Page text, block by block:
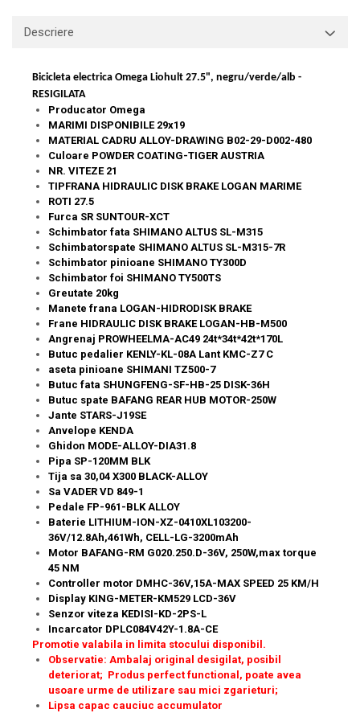
Descriere
Bicicleta electrica Omega Liohult 27.5", negru/verde/alb -
RESIGILATA
Producator Omega
MARIMI DISPONIBILE 29x19
MATERIAL CADRU ALLOY-DRAWING B02-29-D002-480
Culoare POWDER COATING-TIGER AUSTRIA
NR. VITEZE 21
TIPFRANA HIDRAULIC DISK BRAKE LOGAN MARIME
ROTI 27.5
Furca SR SUNTOUR-XCT
Schimbator fata SHIMANO ALTUS SL-M315
Schimbatorspate SHIMANO ALTUS SL-M315-7R
Schimbator pinioane SHIMANO TY300D
Schimbator foi SHIMANO TY500TS
Greutate 20kg
Manete frana LOGAN-HIDRODISK BRAKE
Frane HIDRAULIC DISK BRAKE LOGAN-HB-M500
Angrenaj PROWHEELMA-AC49 24t*34t*42t*170L
Butuc pedalier KENLY-KL-08A Lant KMC-Z7 C
aseta pinioane SHIMANI TZ500-7
Butuc fata SHUNGFENG-SF-HB-25 DISK-36H
Butuc spate BAFANG REAR HUB MOTOR-250W
Jante STARS-J19SE
Anvelope KENDA
Ghidon MODE-ALLOY-DIA31.8
Pipa SP-120MM BLK
Tija sa 30,04 X300 BLACK-ALLOY
Sa VADER VD 849-1
Pedale FP-961-BLK ALLOY
Baterie LITHIUM-ION-XZ-0410XL103200-
36V/12.8Ah,461Wh, CELL-LG-3200mAh
Motor BAFANG-RM G020.250.D-36V, 250W,max torque
45 NM
Controller motor DMHC-36V,15A-MAX SPEED 25 KM/H
Display KING-METER-KM529 LCD-36V
Senzor viteza KEDISI-KD-2PS-L
Incarcator DPLC084V42Y-1.8A-CE
Promotie valabila in limita stocului disponibil.
Observatie: Ambalaj original desigilat, posibil
deteriorat; Produs perfect functional, poate avea
usoare urme de utilizare sau mici zgarieturi;
Lipsa capac cauciuc accumulator